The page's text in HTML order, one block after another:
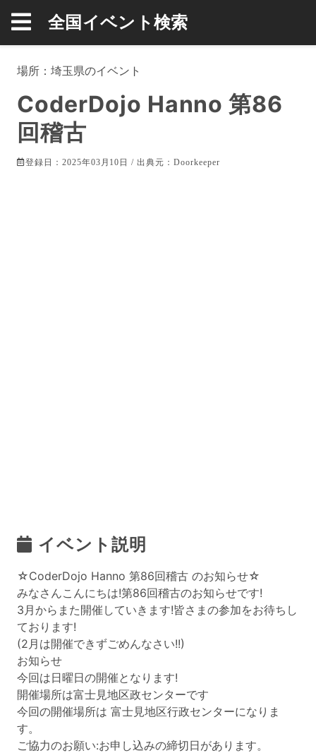
全国イベント検索
場所： 埼玉県のイベント
CoderDojo Hanno 第86
回稽古
登録日：2025年03月10日 / 出典元：Doorkeeper
イベント説明
☆CoderDojo Hanno 第86回稽古 のお知らせ☆
みなさんこんにちは!第86回稽古のお知らせです!
3月からまた開催していきます!皆さまの参加をお待ちし
ております!
(2月は開催できずごめんなさい!!)
お知らせ
今回は日曜日の開催となります!
開催場所は富士見地区政センターです
今回の開催場所は 富士見地区行政センターになりま
す。
ご協力のお願い:お申し込みの締切日があります。